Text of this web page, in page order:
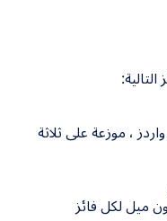
:
، موزعة على ثلاثة
ميل لكل فائز